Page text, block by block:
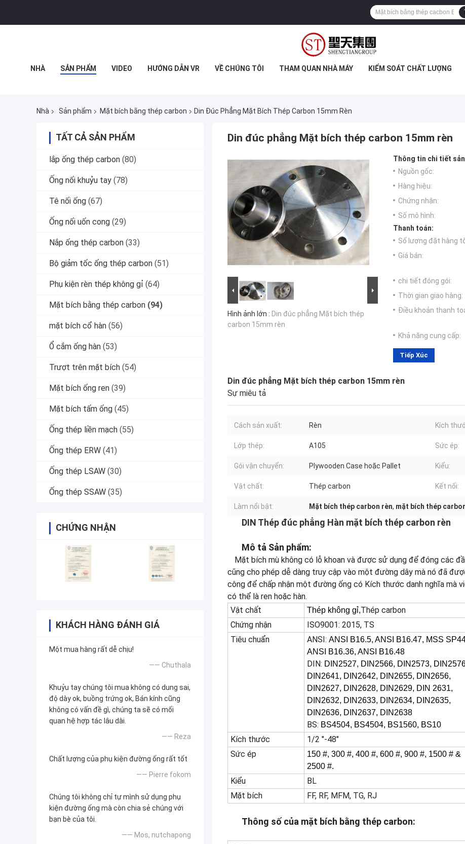
NHÀ SẢN PHẨM VIDEO HƯỚNG DẪN VR VỀ CHÚNG TÔI THAM QUAN NHÀ MÁY KIỂM SOÁT CHẤT LƯỢNG
Nhà Sản phẩm Mặt bích bằng thép carbon Din Đúc Phẳng Mặt Bích Thép Carbon 15mm Rèn
TẤT CẢ SẢN PHẨM
lắp ống thép carbon (80)
Ống nối khuỷu tay (78)
Tê nối ống (67)
Ống nối uốn cong (29)
Nắp ống thép carbon (33)
Bộ giảm tốc ống thép carbon (51)
Phụ kiện rèn thép không gỉ (64)
Mặt bích bằng thép carbon (94)
mặt bích cổ hàn (56)
Ổ cắm ống hàn (53)
Trượt trên mặt bích (54)
Mặt bích ống ren (39)
Mặt bích tấm ống (45)
Ống thép liền mạch (55)
Ống thép ERW (41)
Ống thép LSAW (30)
Ống thép SSAW (35)
CHỨNG NHẬN
KHÁCH HÀNG ĐÁNH GIÁ
Một mua hàng rất dễ chịu!
—— Chuthala
Khuỷu tay chúng tôi mua không có dung sai,
độ dày ok, buồng trứng ok, Bán kính cũng
không có vấn đề gì, chúng ta sẽ có mối
quan hệ hợp tác lâu dài.
—— Reza
Chất lượng của phụ kiện đường ống rất tốt
—— Pierre fokom
Chúng tôi không chỉ tự mình sử dụng phụ
kiện đường ống mà còn chia sẻ chúng với
bạn bè của tôi.
—— Mos, nutchapong
Din đúc phẳng Mặt bích thép carbon 15mm rèn
Hình ảnh lớn : Din đúc phẳng Mặt bích thép
carbon 15mm rèn
Thông tin chi tiết sản
Nguồn gốc:
Hàng hiệu:
Chứng nhận:
Số mô hình:
Thanh toán:
Số lượng đặt hàng
Giá bán:
chi tiết đóng gói:
Thời gian giao hàng:
Điều khoản thanh
Khả năng cung cấp:
Tiếp Xúc
Din đúc phẳng Mặt bích thép carbon 15mm rèn
Sự miêu tả
Cách sản xuất: Rèn Kích
Lớp thép: A105 Sức ép:
Gói vận chuyển: Plywooden Case hoặc Pallet Kiểu:
Vật chất: Thép carbon Kết nối:
Làm nổi bật: Mặt bích thép carbon rèn, mặt bích thép
DIN Thép đúc phẳng Hàn mặt bích thép carbon rèn
Mô tả Sản phẩm:
Mặt bích mù không có lỗ khoan và được sử dụng để đóng các
cũng cho phép dễ dàng truy cập vào một đường dây mà nó đã
công để chấp nhận một đường ống có Kích thước danh nghĩa mà
có thể là ren hoặc hàn.
Vật chất
Thép không gỉ,Thép carbon
Chứng nhận
ISO9001: 2015, TS
Tiêu chuẩn
ANSI: ANSI B16.5, ANSI B16.47, MSS
ANSI B16.36, ANSI B16.48
DIN: DIN2527, DIN2566, DIN2573,
DIN2641, DIN2642, DIN2655, DIN2656,
DIN2627, DIN2628, DIN2629, DIN 2631,
DIN2632, DIN2633, DIN2634, DIN2635,
DIN2636, DIN2637, DIN2638
BS: BS4504, BS4504, BS1560, BS10
Kích thước
1/2 "-48"
Sức ép
150 #, 300 #, 400 #, 600 #, 900 #, 1500 # &
2500 #.
Kiểu
BL
Mặt bích
FF, RF, MFM, TG, RJ
Thông số của mặt bích bằng thép carbon: